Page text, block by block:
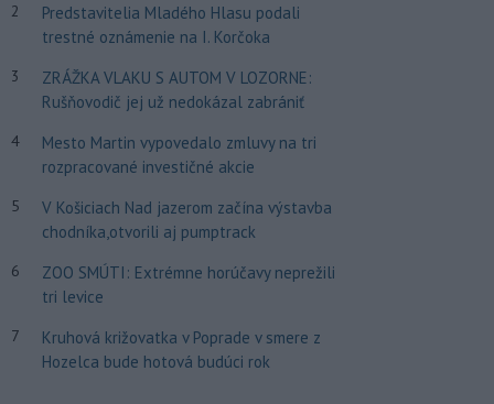
2
Predstavitelia Mladého Hlasu podali
trestné oznámenie na I. Korčoka
3
ZRÁŽKA VLAKU S AUTOM V LOZORNE:
Rušňovodič jej už nedokázal zabrániť
4
Mesto Martin vypovedalo zmluvy na tri
rozpracované investičné akcie
5
V Košiciach Nad jazerom začína výstavba
chodníka,otvorili aj pumptrack
6
ZOO SMÚTI: Extrémne horúčavy neprežili
tri levice
7
Kruhová križovatka v Poprade v smere z
Hozelca bude hotová budúci rok